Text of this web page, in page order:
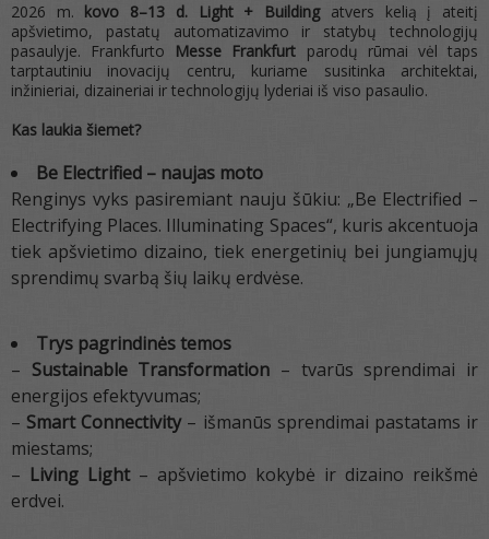
2026 m. kovo 8–13 d. Light + Buildingatvers kelią į ateitį
apšvietimo, pastatų automatizavimo ir statybų technologijų
pasaulyje. Frankfurto Messe Frankfurt parodų rūmai vėl taps
tarptautiniu inovacijų centru, kuriame susitinka architektai,
inžinieriai, dizaineriai ir technologijų lyderiai iš viso pasaulio.
Kas laukia šiemet?
Be Electrified – naujas moto
Renginys vyks pasiremiant nauju šūkiu: „Be Electrified –
Electrifying Places. Illuminating Spaces“, kuris akcentuoja
tiek apšvietimo dizaino, tiek energetinių bei jungiamųjų
sprendimų svarbą šių laikų erdvėse.
Trys pagrindinės temos
– Sustainable Transformation – tvarūs sprendimai ir
energijos efektyvumas;
– Smart Connectivity– išmanūs sprendimai pastatams ir
miestams;
– Living Light– apšvietimo kokybė ir dizaino reikšmė
erdvei.